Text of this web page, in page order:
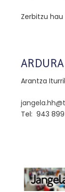
Zerbitzu hau
Arantza
Tel: 943 899